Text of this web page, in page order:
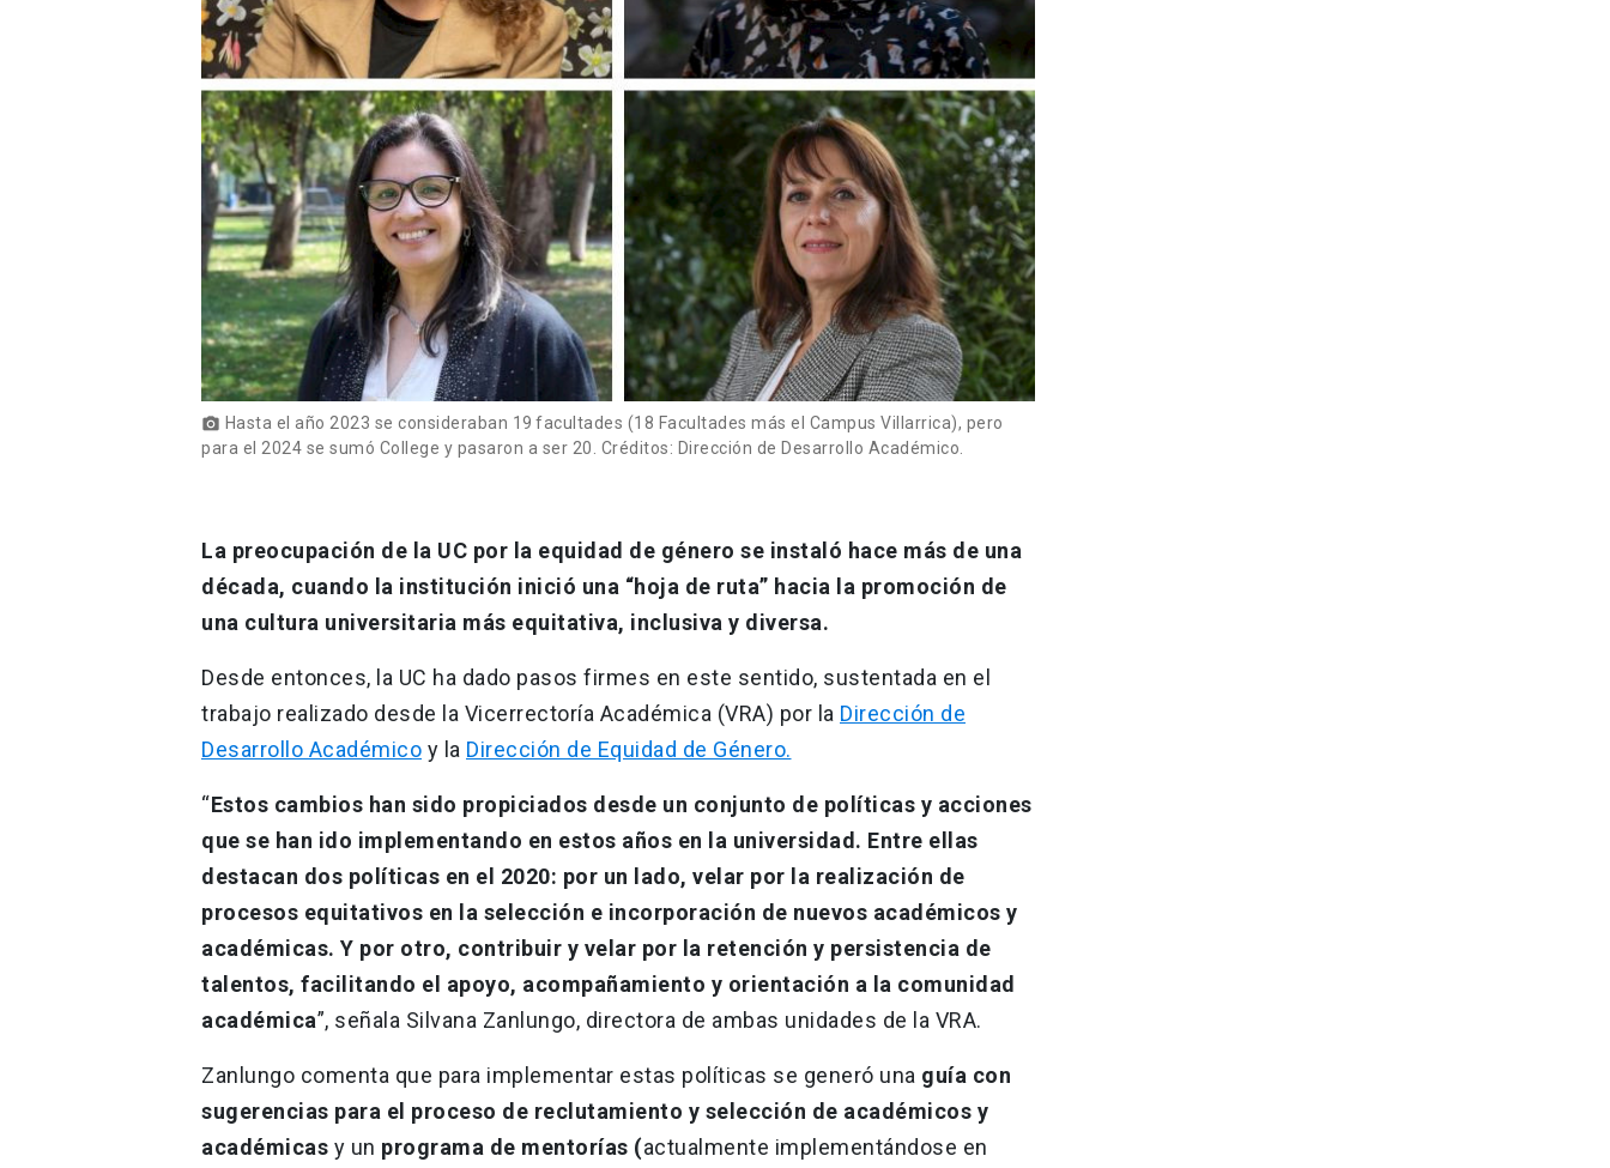
photo_camera Hasta el año 2023 se consideraban 19 facultades (18 Facultades más el Campus Villarrica), pero
para el 2024 se sumó College y pasaron a ser 20. Créditos: Dirección de Desarrollo Académico.
La preocupación de la UC por la equidad de género se instaló hace más de una
década, cuando la institución inició una “hoja de ruta” hacia la promoción de
una cultura universitaria más equitativa, inclusiva y diversa.
Desde entonces, la UC ha dado pasos firmes en este sentido, sustentada en el
trabajo realizado desde la Vicerrectoría Académica (VRA) por la Dirección de
Desarrollo Académico y la Dirección de Equidad de Género.
“Estos cambios han sido propiciados desde un conjunto de políticas y acciones
que se han ido implementando en estos años en la universidad. Entre ellas
destacan dos políticas en el 2020: por un lado, velar por la realización de
procesos equitativos en la selección e incorporación de nuevos académicos y
académicas. Y por otro, contribuir y velar por la retención y persistencia de
talentos, facilitando el apoyo, acompañamiento y orientación a la comunidad
académica”, señala Silvana Zanlungo, directora de ambas unidades de la VRA.
Zanlungo comenta que para implementar estas políticas se generó una guía con
sugerencias para el proceso de reclutamiento y selección de académicos y
académicas y un programa de mentorías (actualmente implementándose en